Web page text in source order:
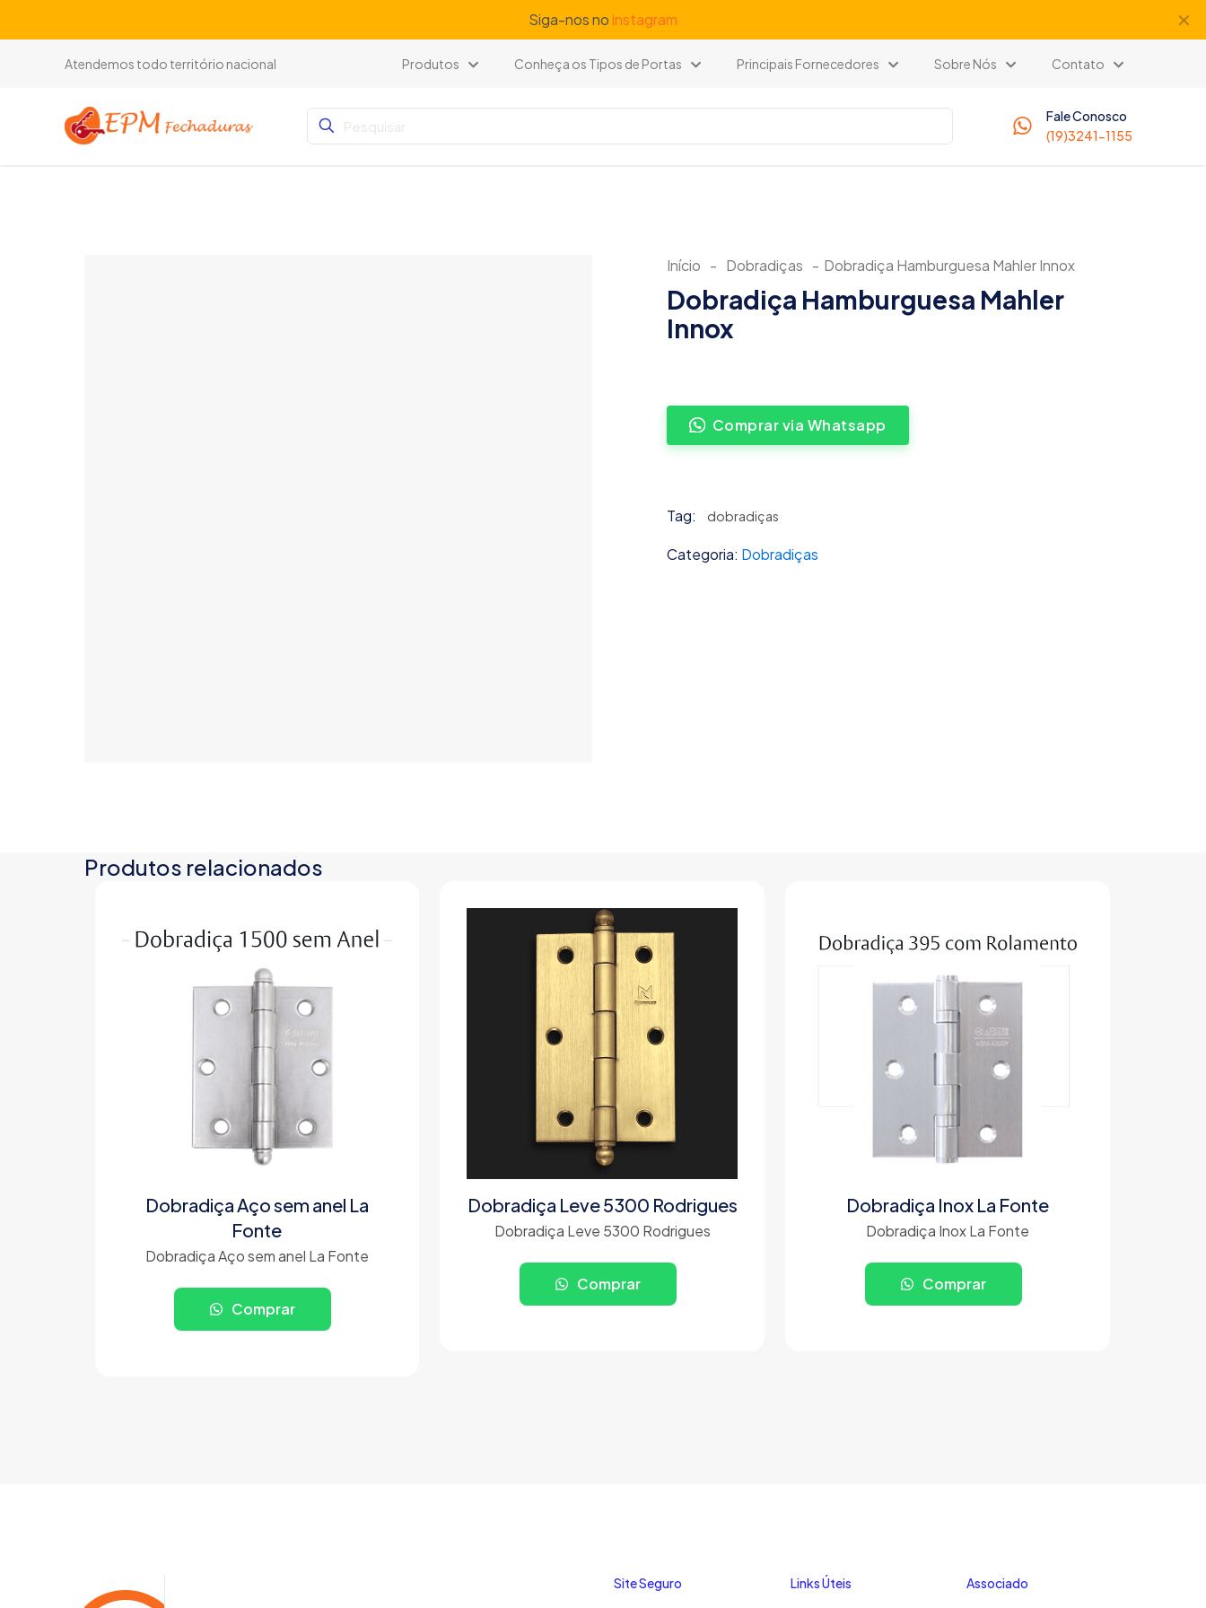
Siga-nos no instagram ✕
Atendemos todo território nacional Produtos Conheça os Tipos de Portas Principais Fornecedores Sobre Nós Contato
Fale Conosco
(19)3241-1155
Início - Dobradiças - Dobradiça Hamburguesa Mahler Innox
Dobradiça Hamburguesa Mahler
Innox
Comprar via Whatsapp
Tag: dobradiças
Categoria: Dobradiças
Produtos relacionados
Dobradiça Aço sem anel La
Fonte
Dobradiça Aço sem anel La Fonte
Comprar
Dobradiça Leve 5300 Rodrigues
Dobradiça Leve 5300 Rodrigues
Comprar
Dobradiça Inox La Fonte
Dobradiça Inox La Fonte
Comprar
Site Seguro Links Úteis Associado